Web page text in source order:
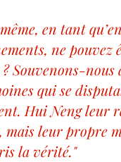
en tant
ne
Souvenons-nous
qui se
Hui Neng leur
leur propre
la vérité."